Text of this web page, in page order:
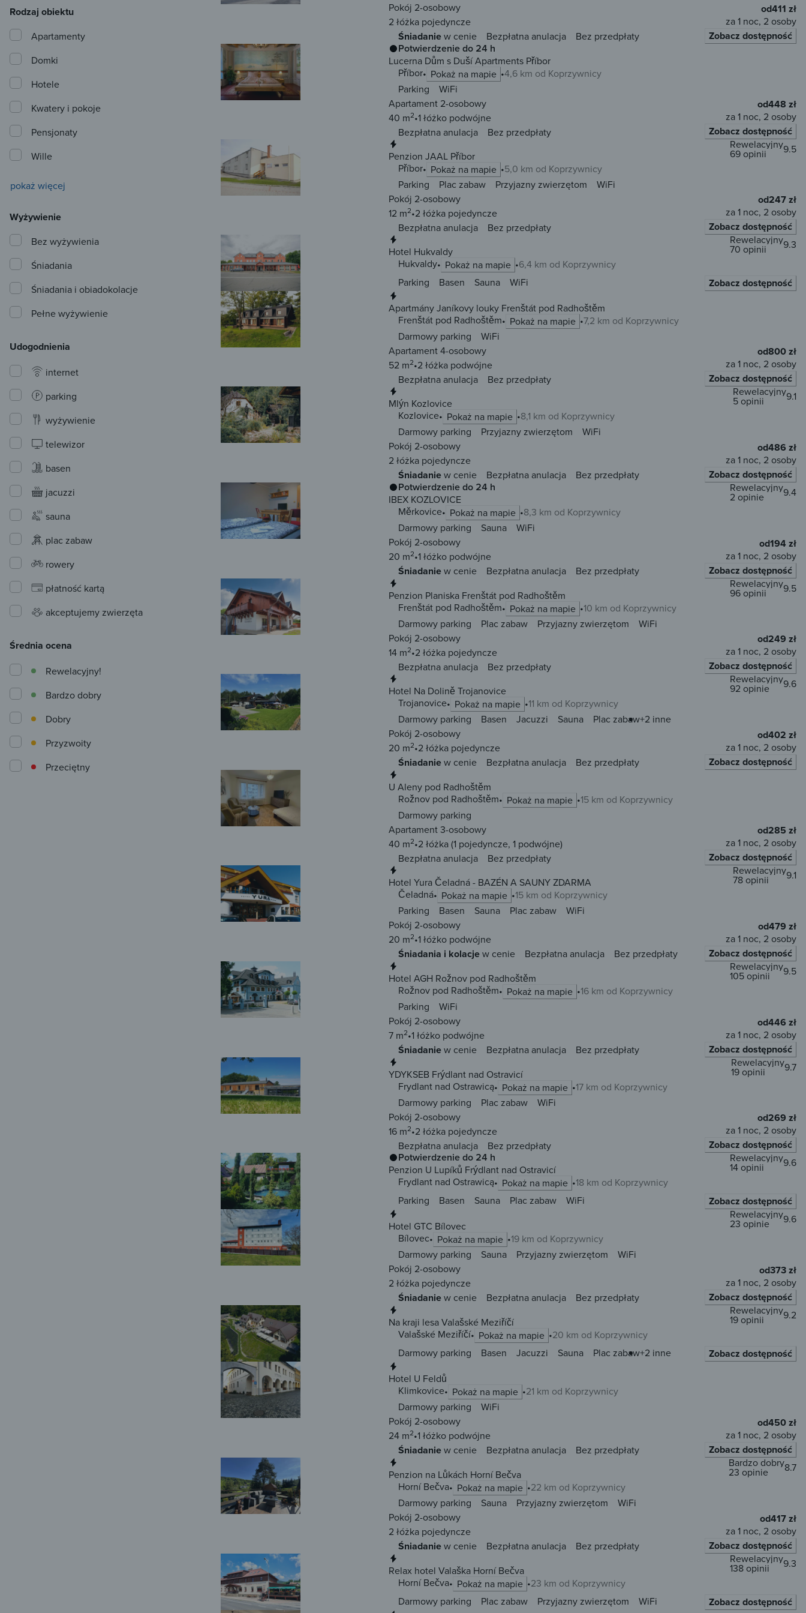
Pokój 2-osobowy
2 łóżka pojedyncze
Śniadaniew cenie Bezpłatna anulacja Bez przedpłaty
od411 zł
za 1 noc, 2 osoby
Zobacz dostępność
Potwierdzenie do 24 h
Lucerna Dům s Duší Apartments Příbor
Příbor
Pokaż na mapie 4,6 km od Koprzywnicy
Parking
WiFi
Apartament 2-osobowy
40 m2 1 łóżko podwójne
Bezpłatna anulacja
Bez przedpłaty
od448 zł
za 1 noc, 2 osoby
Zobacz dostępność
Penzion JAAL Příbor
Příbor
Pokaż na mapie 5,0 km od Koprzywnicy
9.5
Rewelacyjny
69 opinii
Parking Plac zabaw Przyjazny zwierzętom
WiFi
Pokój 2-osobowy
12 m2 2 łóżka pojedyncze
Bezpłatna anulacja
Bez przedpłaty
od247 zł
za 1 noc, 2 osoby
Zobacz dostępność
Hotel Hukvaldy
Hukvaldy
Pokaż na mapie 6,4 km od Koprzywnicy
9.3
Rewelacyjny
70 opinii
Parking Basen Sauna WiFi
Zobacz dostępność
Apartmány Janíkovy louky Frenštát pod Radhoštěm
Frenštát pod Radhoštěm
Pokaż na mapie 7,2 km od Koprzywnicy
Darmowy parking
WiFi
Apartament 4-osobowy
52 m2 2 łóżka podwójne
Bezpłatna anulacja
Bez przedpłaty
od800 zł
za 1 noc, 2 osoby
Zobacz dostępność
Mlýn Kozlovice
Kozlovice
Pokaż na mapie 8,1 km od Koprzywnicy
9.1
Rewelacyjny
5 opinii
Darmowy parking Przyjazny zwierzętom
WiFi
Pokój 2-osobowy
2 łóżka pojedyncze
Śniadaniew cenie Bezpłatna anulacja Bez przedpłaty
od486 zł
za 1 noc, 2 osoby
Zobacz dostępność
Potwierdzenie do 24 h
IBEX KOZLOVICE
Měrkovice
Pokaż na mapie 8,3 km od Koprzywnicy
9.4
Rewelacyjny
2 opinie
Darmowy parking Sauna
WiFi
Pokój 2-osobowy
20 m2 1 łóżko podwójne
Śniadaniew cenie Bezpłatna anulacja Bez przedpłaty
od194 zł
za 1 noc, 2 osoby
Zobacz dostępność
Penzion Planiska Frenštát pod Radhoštěm
Frenštát pod Radhoštěm
Pokaż na mapie 10 km od Koprzywnicy
9.5
Rewelacyjny
96 opinii
Darmowy parking Plac zabaw Przyjazny zwierzętom
WiFi
Pokój 2-osobowy
14 m2 2 łóżka pojedyncze
Bezpłatna anulacja
Bez przedpłaty
od249 zł
za 1 noc, 2 osoby
Zobacz dostępność
Hotel Na Dolině Trojanovice
Trojanovice
Pokaż na mapie 11 km od Koprzywnicy
9.6
Rewelacyjny
92 opinie
Darmowy parking Basen Jacuzzi Sauna Plac zabaw+2 inne
Pokój 2-osobowy
20 m2 2 łóżka pojedyncze
Śniadaniew cenie Bezpłatna anulacja Bez przedpłaty
od402 zł
za 1 noc, 2 osoby
Zobacz dostępność
U Aleny pod Radhoštěm
Rožnov pod Radhoštěm
Pokaż na mapie
15 km od Koprzywnicy
Darmowy parking
Apartament 3-osobowy
40 m2 2 łóżka(1 pojedyncze, 1 podwójne)
Bezpłatna anulacja
Bez przedpłaty
od285 zł
za 1 noc, 2 osoby
Zobacz dostępność
Hotel Yura Čeladná - BAZÉN A SAUNY ZDARMA
Čeladná
Pokaż na mapie 15 km od Koprzywnicy
9.1
Rewelacyjny
78 opinii
Parking Basen Sauna Plac zabaw
WiFi
Pokój 2-osobowy
20 m2 1 łóżko podwójne
Śniadania i kolacjew cenie Bezpłatna anulacja Bez przedpłaty
od479 zł
za 1 noc, 2 osoby
Zobacz dostępność
Hotel AGH Rožnov pod Radhoštěm
Rožnov pod Radhoštěm
Pokaż na mapie 16 km od Koprzywnicy
9.5
Rewelacyjny
105 opinii
Parking
WiFi
Pokój 2-osobowy
7 m2 1 łóżko podwójne
Śniadaniew cenie Bezpłatna anulacja Bez przedpłaty
od446 zł
za 1 noc, 2 osoby
Zobacz dostępność
YDYKSEB Frýdlant nad Ostravicí
Frydlant nad Ostrawicą
Pokaż na mapie 17 km od Koprzywnicy
9.7
Rewelacyjny
19 opinii
Darmowy parking Plac zabaw
WiFi
Pokój 2-osobowy
16 m2 2 łóżka pojedyncze
Bezpłatna anulacja
Bez przedpłaty
od269 zł
za 1 noc, 2 osoby
Zobacz dostępność
Potwierdzenie do 24 h
Penzion U Lupíků Frýdlant nad Ostravicí
Frydlant nad Ostrawicą
Pokaż na mapie 18 km od Koprzywnicy
9.6
Rewelacyjny
14 opinii
Parking Basen Sauna Plac zabaw WiFi
Zobacz dostępność
Hotel GTC Bílovec
Bílovec
Pokaż na mapie 19 km od Koprzywnicy
9.6
Rewelacyjny
23 opinie
Darmowy parking Sauna Przyjazny zwierzętom
WiFi
Pokój 2-osobowy
2 łóżka pojedyncze
Śniadaniew cenie Bezpłatna anulacja Bez przedpłaty
od373 zł
za 1 noc, 2 osoby
Zobacz dostępność
Na kraji lesa Valašské Meziříčí
Valašské Meziříčí
Pokaż na mapie 20 km od Koprzywnicy
9.2
Rewelacyjny
19 opinii
Darmowy parking Basen Jacuzzi Sauna Plac zabaw+2 inne
Zobacz dostępność
Hotel U Feldů
Klimkovice
Pokaż na mapie
21 km od Koprzywnicy
Darmowy parking
WiFi
Pokój 2-osobowy
24 m2 1 łóżko podwójne
Śniadaniew cenie Bezpłatna anulacja Bez przedpłaty
od450 zł
za 1 noc, 2 osoby
Zobacz dostępność
Penzion na Lůkách Horní Bečva
Horní Bečva
Pokaż na mapie 22 km od Koprzywnicy
8.7
Bardzo dobry
23 opinie
Darmowy parking Sauna Przyjazny zwierzętom
WiFi
Pokój 2-osobowy
2 łóżka pojedyncze
Śniadaniew cenie Bezpłatna anulacja Bez przedpłaty
od417 zł
za 1 noc, 2 osoby
Zobacz dostępność
Relax hotel Valaška Horní Bečva
Horní Bečva
Pokaż na mapie 23 km od Koprzywnicy
9.3
Rewelacyjny
138 opinii
Darmowy parking Plac zabaw Przyjazny zwierzętom WiFi
Zobacz dostępność
Rodzaj obiektu
Apartamenty
Domki
Hotele
Kwatery i pokoje
Pensjonaty
Wille
pokaż więcej
Wyżywienie
Bez wyżywienia
Śniadania
Śniadania i obiadokolacje
Pełne wyżywienie
Udogodnienia
internet
parking
wyżywienie
telewizor
basen
jacuzzi
sauna
plac zabaw
rowery
płatność kartą
akceptujemy zwierzęta
Średnia ocena
Przeciętny
Przyzwoity
Dobry
Bardzo dobry
Rewelacyjny!